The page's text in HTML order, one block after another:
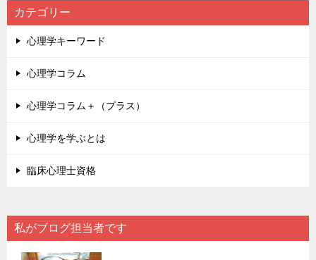
カテゴリー
心理学キーワード
心理学コラム
心理学コラム＋（プラス）
心理学を学ぶとは
臨床心理士資格
私がブログ担当者です